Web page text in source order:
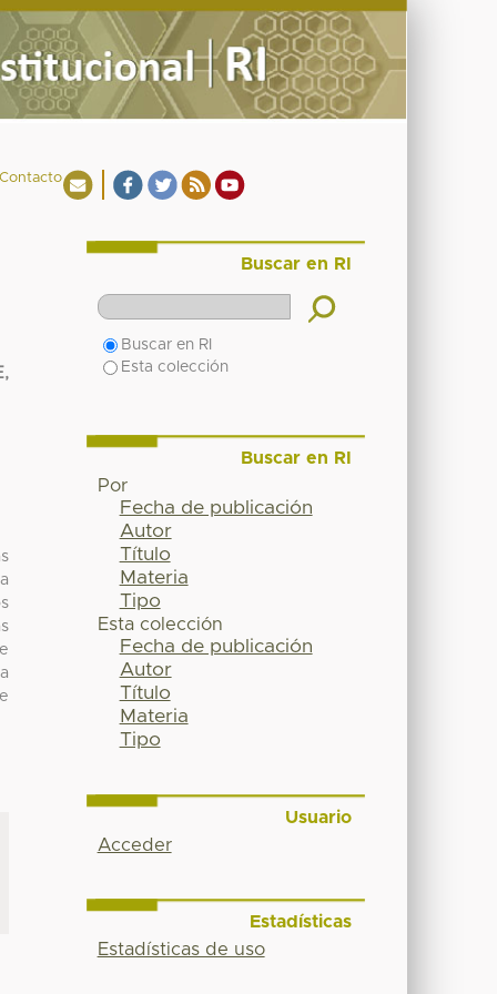
Buscar en RI
Buscar en RI
Esta colección
Buscar en RI
Por
Fecha de publicación
Autor
Título
Materia
Tipo
Esta colección
Fecha de publicación
Autor
Título
Materia
Tipo
Usuario
Acceder
Estadísticas
Estadísticas de uso